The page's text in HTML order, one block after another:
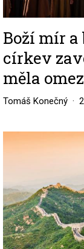
Boží mír a
církev
měla
Tomáš Konečný